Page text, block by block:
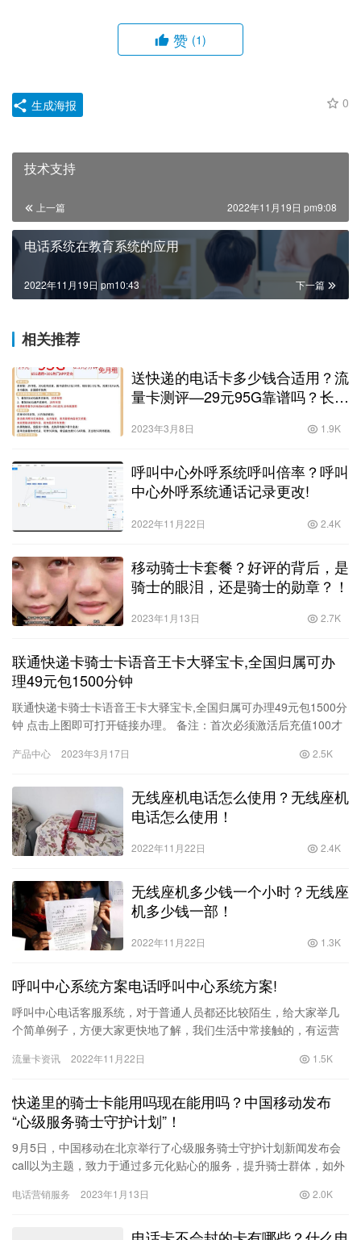
赞 (1)
0
生成海报
技术支持
上一篇 2022年11月19日 pm9:08
电话系统在教育系统的应用
下一篇
2022年11月19日 pm10:43
相关推荐
送快递的电话卡多少钱合适用？流
量卡测评—29元95G靠谱吗？长期
100G！
2023年3月8日 1.9K
呼叫中心外呼系统呼叫倍率？呼叫
中心外呼系统通话记录更改!
2022年11月22日 2.4K
移动骑士卡套餐？好评的背后，是
骑士的眼泪，还是骑士的勋章？！
2023年1月13日 2.7K
联通快递卡骑士卡语音王卡大驿宝卡,全国归属可办
理49元包1500分钟
联通快递卡骑士卡语音王卡大驿宝卡,全国归属可办理49元包1500分
钟 点击上图即可打开链接办理。 备注：首次必须激活后充值100才
产品中心 2023年3月17日 2.5K
无线座机电话怎么使用？无线座机
电话怎么使用！
2022年11月22日 2.4K
无线座机多少钱一个小时？无线座
机多少钱一部！
2022年11月22日 1.3K
呼叫中心系统方案电话呼叫中心系统方案!
呼叫中心电话客服系统，对于普通人员都还比较陌生，给大家举几
个简单例子，方便大家更快地了解，我们生活中常接触的，有运营
流量卡资讯 2022年11月22日 1.5K
快递里的骑士卡能用吗现在能用吗？中国移动发布
“心级服务骑士守护计划”！
9月5日，中国移动在北京举行了心级服务骑士守护计划新闻发布会
call以为主题，致力于通过多元化贴心的服务，提升骑士群体，如外
电话营销服务 2023年1月13日 2.0K